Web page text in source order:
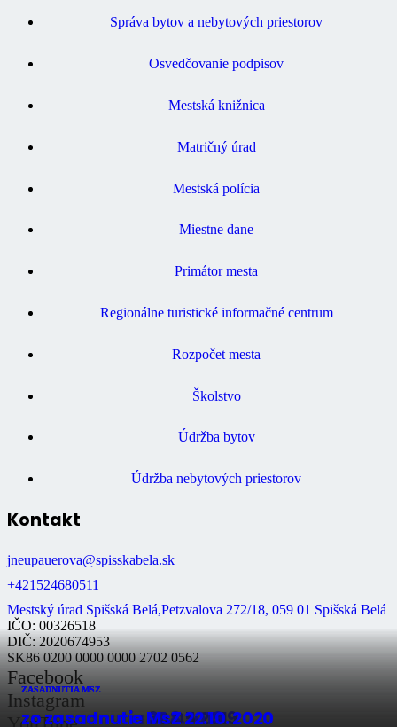
ZASADNUTIA MSZ
zo zasadnutia 30.05.2019
ZASADNUTIA MSZ
zo zasadnutia 27.8.2019
ZASADNUTIA MSZ
zo zasadnutie MsZ 22.10. 2020
Správa bytov a nebytových priestorov
Osvedčovanie podpisov
Mestská knižnica
Matričný úrad
Mestská polícia
Miestne dane
Primátor mesta
Regionálne turistické informačné centrum
Rozpočet mesta
Školstvo
Údržba bytov
Údržba nebytových priestorov
Kontakt
jneupauerova@spisskabela.sk
+421524680511
Mestský úrad Spišská Belá,Petzvalova 272/18, 059 01 Spišská Belá
IČO: 00326518
DIČ: 2020674953
SK86 0200 0000 0000 2702 0562
Facebook
Instagram